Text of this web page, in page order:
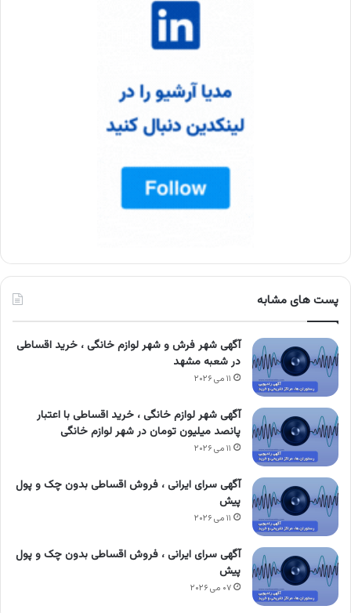
پست های مشابه
آگهی شهر فرش و شهر لوازم خانگی ، خرید اقساطی
در شعبه مشهد
۱۱ می ۲۰۲۶
آگهی شهر لوازم خانگی ، خرید اقساطی با اعتبار
پانصد میلیون تومان در شهر لوازم خانگی
۱۱ می ۲۰۲۶
آگهی سرای ایرانی ، فروش اقساطی بدون چک و پول
پیش
۱۱ می ۲۰۲۶
آگهی سرای ایرانی ، فروش اقساطی بدون چک و پول
پیش
۰۷ می ۲۰۲۶